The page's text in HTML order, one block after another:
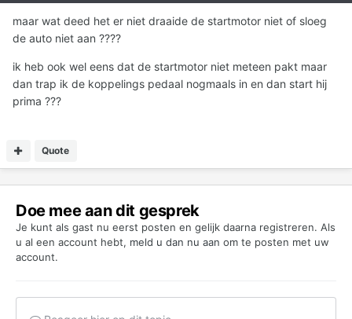
maar wat deed het er niet draaide de startmotor niet of sloeg
de auto niet aan ????
ik heb ook wel eens dat de startmotor niet meteen pakt maar
dan trap ik de koppelings pedaal nogmaals in en dan start hij
prima ???
Quote
Doe mee aan dit gesprek
Je kunt als gast nu eerst posten en gelijk daarna registreren. Als
u al een account hebt, meld u dan nu aan om te posten met uw
account.